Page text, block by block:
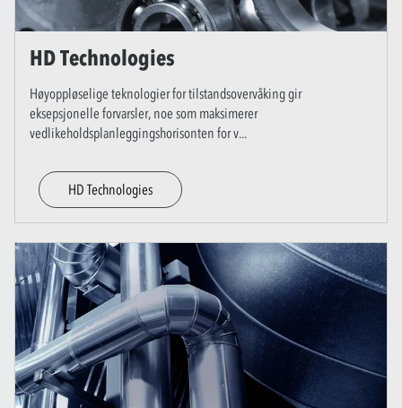
HD Technologies
Høyoppløselige teknologier for tilstandsovervåking gir
eksepsjonelle forvarsler, noe som maksimerer
vedlikeholdsplanleggingshorisonten for v...
HD Technologies